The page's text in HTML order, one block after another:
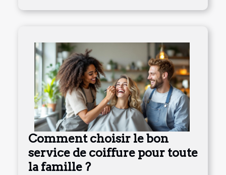
Comment choisir le bon
service de coiffure pour toute
la famille ?